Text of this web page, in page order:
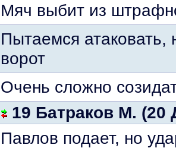
Мяч выбит из
Пытаемся атаковать,
ворот
Очень сложно
19 Батраков М.
Павлов подает, но